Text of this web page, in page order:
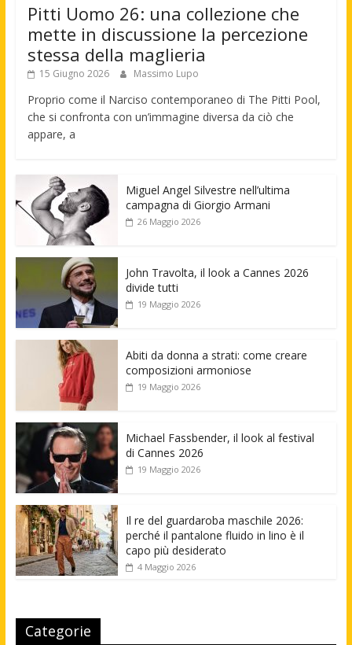
Pitti Uomo 26: una collezione che
mette in discussione la percezione
stessa della maglieria
15 Giugno 2026 Massimo Lupo
Proprio come il Narciso contemporaneo di The Pitti Pool,
che si confronta con un’immagine diversa da ciò che
appare, a
Miguel Angel Silvestre nell’ultima
campagna di Giorgio Armani
26 Maggio 2026
John Travolta, il look a Cannes 2026
divide tutti
19 Maggio 2026
Abiti da donna a strati: come creare
composizioni armoniose
19 Maggio 2026
Michael Fassbender, il look al festival
di Cannes 2026
19 Maggio 2026
Il re del guardaroba maschile 2026:
perché il pantalone fluido in lino è il
capo più desiderato
4 Maggio 2026
Categorie